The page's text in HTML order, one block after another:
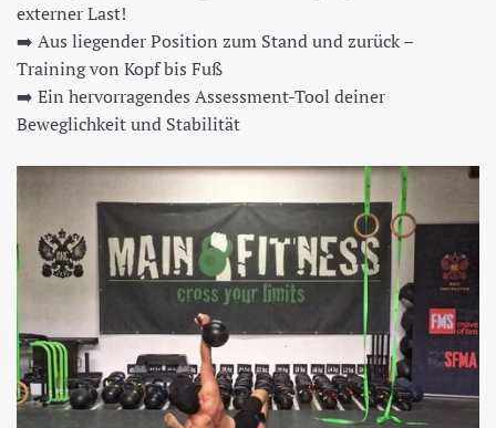
externer Last!
➡️ Aus liegender Position zum Stand und zurück –
Training von Kopf bis Fuß
➡️ Ein hervorragendes Assessment-Tool deiner
Beweglichkeit und Stabilität